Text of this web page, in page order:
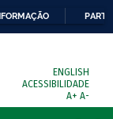
ENGLISH
ACESSIBILIDADE
A+ A-